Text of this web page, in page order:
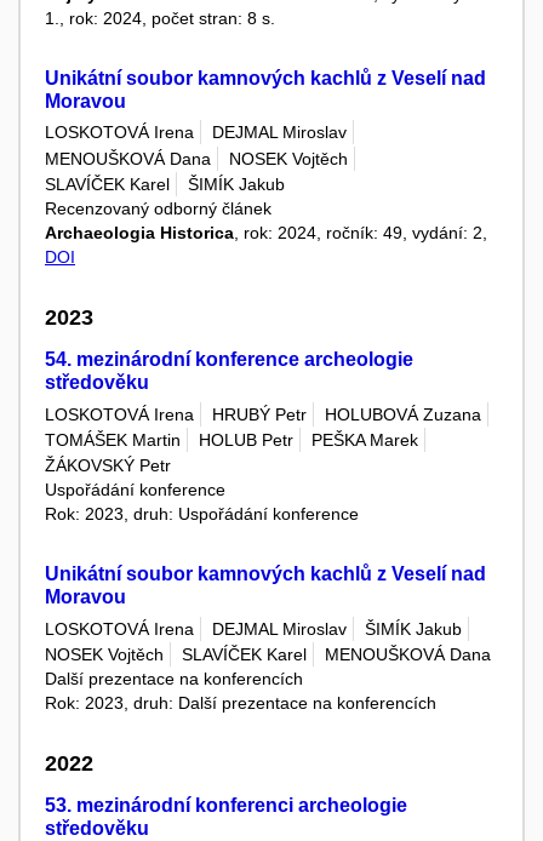
1., rok: 2024, počet stran: 8 s.
Unikátní soubor kamnových kachlů z Veselí nad
Moravou
LOSKOTOVÁ Irena
DEJMAL Miroslav
MENOUŠKOVÁ Dana
NOSEK Vojtěch
SLAVÍČEK Karel
ŠIMÍK Jakub
Recenzovaný odborný článek
Archaeologia Historica , rok: 2024, ročník: 49, vydání: 2,
DOI
2023
54. mezinárodní konference archeologie
středověku
LOSKOTOVÁ Irena HRUBÝ Petr
HOLUBOVÁ Zuzana
TOMÁŠEK Martin
HOLUB Petr
PEŠKA Marek
ŽÁKOVSKÝ Petr
Uspořádání konference
Rok: 2023, druh: Uspořádání konference
Unikátní soubor kamnových kachlů z Veselí nad
Moravou
LOSKOTOVÁ Irena DEJMAL Miroslav
ŠIMÍK Jakub
NOSEK Vojtěch
SLAVÍČEK Karel
MENOUŠKOVÁ Dana
Další prezentace na konferencích
Rok: 2023, druh: Další prezentace na konferencích
2022
53. mezinárodní konferenci archeologie
středověku